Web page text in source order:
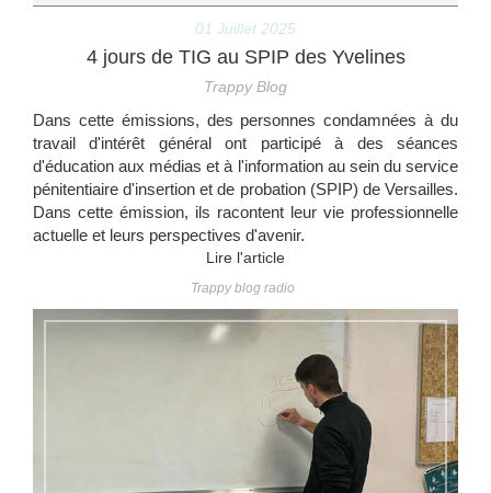
01 Juillet 2025
4 jours de TIG au SPIP des Yvelines
Trappy Blog
Dans cette émissions, des personnes condamnées à du
travail d'intérêt général ont participé à des séances
d'éducation aux médias et à l'information au sein du service
pénitentiaire d'insertion et de probation (SPIP) de Versailles.
Dans cette émission, ils racontent leur vie professionnelle
actuelle et leurs perspectives d'avenir.
Lire l'article
Trappy blog radio